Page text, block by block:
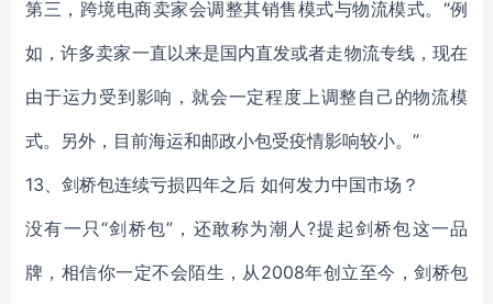
第三，跨境电商卖家会调整其销售模式与物流模式。“例
如，许多卖家一直以来是国内直发或者走物流专线，现在
由于运力受到影响，就会一定程度上调整自己的物流模
式。另外，目前海运和邮政小包受疫情影响较小。”
13、剑桥包连续亏损四年之后 如何发力中国市场？
没有一只“剑桥包”，还敢称为潮人?提起剑桥包这一品
牌，相信你一定不会陌生，从2008年创立至今，剑桥包